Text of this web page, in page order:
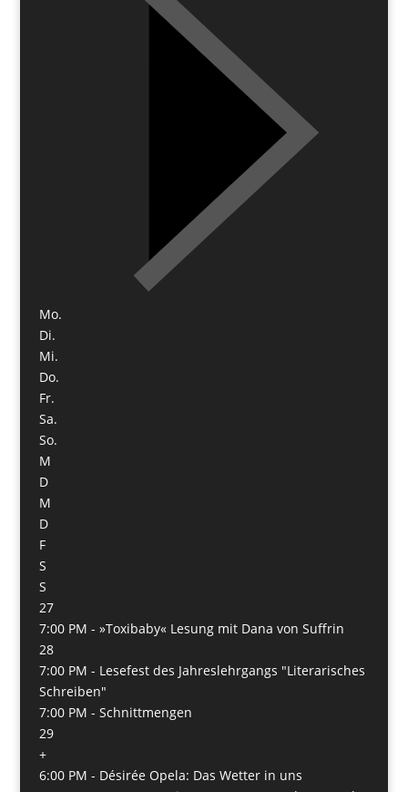
Mo.
Di.
Mi.
Do.
Fr.
Sa.
So.
M
D
M
D
F
S
S
27
7:00 PM - »Toxibaby« Lesung mit Dana von Suffrin
28
7:00 PM - Lesefest des Jahreslehrgangs "Literarisches
Schreiben"
7:00 PM - Schnittmengen
29
+
6:00 PM - Désirée Opela: Das Wetter in uns